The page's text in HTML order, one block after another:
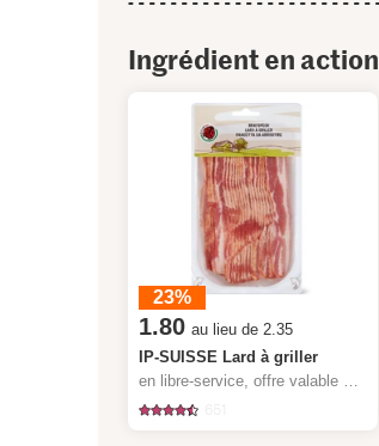
Ingrédient en action
23%
1.80 au lieu de 2.35
IP-SUISSE Lard à griller